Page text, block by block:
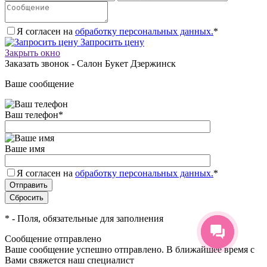
Я согласен на обработку персональных данных.*
Запросить цену
Закрыть окно
Заказать звонок - Салон Букет Дзержинск
Ваше сообщение
Ваш телефон*
Ваше имя
Я согласен на обработку персональных данных.*
* - Поля, обязательные для заполнения
Сообщение отправлено
Ваше сообщение успешно отправлено. В ближайшее время с
Вами свяжется наш специалист